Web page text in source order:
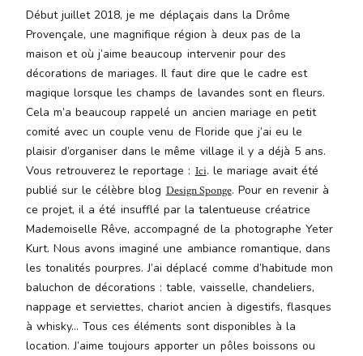
Début juillet 2018, je me déplaçais dans la Drôme
Provençale, une magnifique région à deux pas de la
maison et où j’aime beaucoup intervenir pour des
décorations de mariages. Il faut dire que le cadre est
magique lorsque les champs de lavandes sont en fleurs.
Cela m’a beaucoup rappelé un ancien mariage en petit
comité avec un couple venu de Floride que j’ai eu le
plaisir d’organiser dans le même village il y a déjà 5 ans.
Vous retrouverez le reportage : Ici. le mariage avait été
publié sur le célèbre blog Design Sponge. Pour en revenir à
ce projet, il a été insufflé par la talentueuse créatrice
Mademoiselle Rêve, accompagné de la photographe Yeter
Kurt. Nous avons imaginé une ambiance romantique, dans
les tonalités pourpres. J’ai déplacé comme d’habitude mon
baluchon de décorations : table, vaisselle, chandeliers,
nappage et serviettes, chariot ancien à digestifs, flasques
à whisky… Tous ces éléments sont disponibles à la
location. J’aime toujours apporter un pôles boissons ou
mollis
interdum.
Maecenas
faucibus
mollis
interdum.
Etiam porta
sem
malesuada
magna
mollis
euismod.